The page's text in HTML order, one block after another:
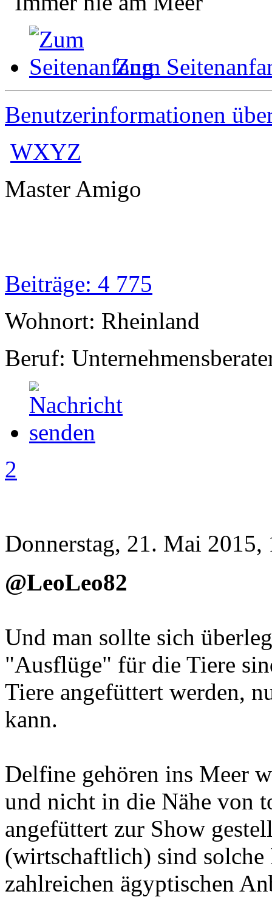
Zum
Benutzerinformationen
WXYZ
Master Amigo
Beiträge: 4 775
Wohnort: Rheinland
Beruf:
2
Donnerstag, 21. Mai 2015,
@LeoLeo82
Und man sollte sich
"Ausflüge" für die Tiere
Tiere angefüttert werden,
kann.
Delfine gehören ins Meer
und nicht in die Nähe von
angefüttert zur Show
(wirtschaftlich) sind
zahlreichen ägyptischen